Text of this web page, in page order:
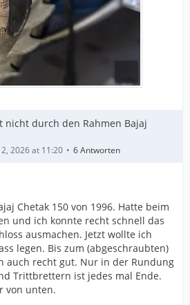
nicht durch den Rahmen Bajaj
2026 at 11:20 6 Antworten
Chetak 150 von 1996. Hatte beim
und ich konnte recht schnell das
ausmachen. Jetzt wollte ich
legen. Bis zum (abgeschraubten)
auch recht gut. Nur in der Rundung
Trittbrettern ist jedes mal Ende.
von unten.